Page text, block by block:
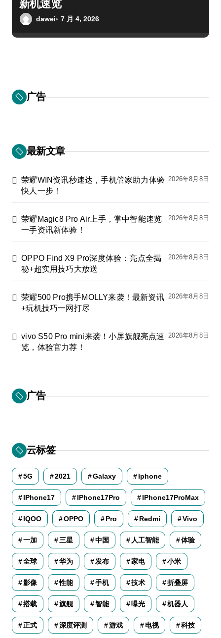
新机速览
dawei 7 月 4, 2026
广告
最新文章
荣耀WIN资讯秒速达，手机管家助力体验
快人一步！
2026年8月8日
荣耀Magic8 Pro Air上手，掌中智能速览
一手资讯新体验！
2026年8月8日
OPPO Find X9 Pro深度体验：亮点全揭
秘+超实用技巧大放送
2026年8月8日
荣耀500 Pro携手MOLLY来袭！最新资讯
+玩机技巧一网打尽
2026年8月8日
vivo S50 Pro mini来袭！小屏旗舰亮点速
览，体验官力荐！
2026年8月8日
广告
云标签
5G 2021 Galaxy Iphone
IPhone17 IPhone17Pro IPhone17ProMax
IQOO OPPO Pro Redmi Vivo
一加 三星 中国 人工智能 体验
全球 华为 发布 家电 小米
影像 性能 手机 技术 折叠屏
搭载 旗舰 智能 曝光 机器人
正式 深度评测 游戏 电视 科技